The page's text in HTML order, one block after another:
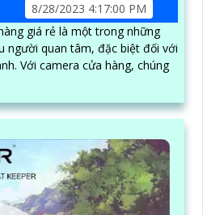
8/28/2023 4:17:00 PM
giá rẻ là một trong những
người quan tâm, đặc biệt đối với